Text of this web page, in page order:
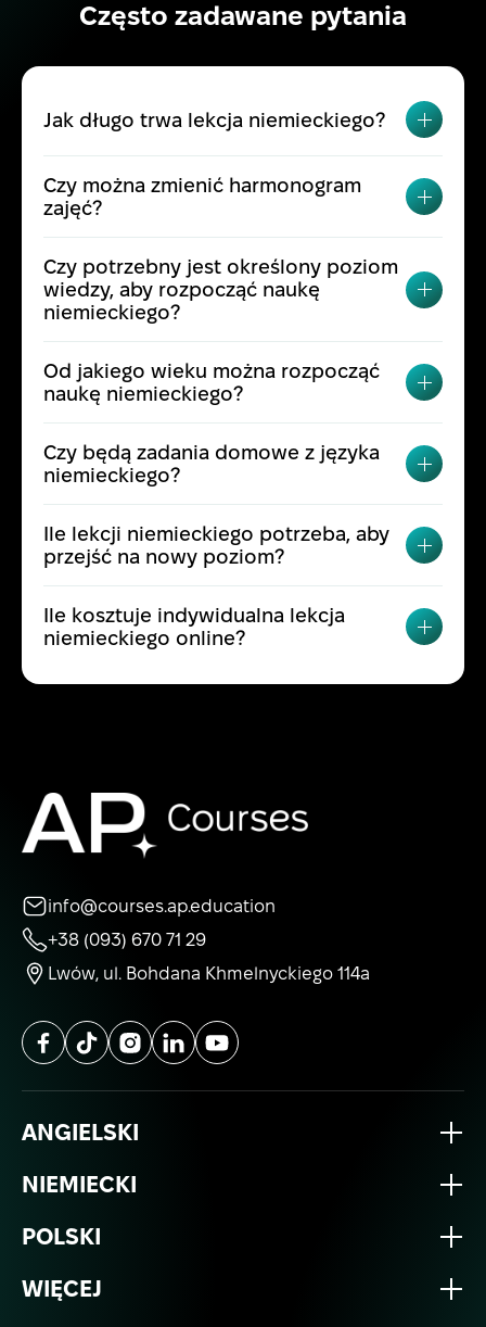
Często zadawane pytania
Jak długo trwa lekcja niemieckiego?
Czy można zmienić harmonogram
zajęć?
Czy potrzebny jest określony poziom
wiedzy, aby rozpocząć naukę
niemieckiego?
Od jakiego wieku można rozpocząć
naukę niemieckiego?
Czy będą zadania domowe z języka
niemieckiego?
Ile lekcji niemieckiego potrzeba, aby
przejść na nowy poziom?
Ile kosztuje indywidualna lekcja
niemieckiego online?
info@courses.ap.education
+38 (093) 670 71 29
Lwów, ul. Bohdana Khmelnyckiego 114a
ANGIELSKI
NIEMIECKI
POLSKI
WIĘCEJ